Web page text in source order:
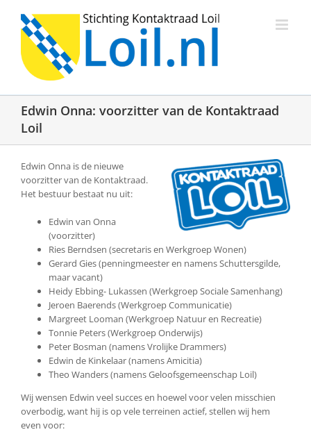
inhoud
Edwin Onna: voorzitter van de Kontaktraad
Loil
Edwin Onna is de nieuwe
voorzitter van de Kontaktraad.
Het bestuur bestaat nu uit:
Edwin van Onna
(voorzitter)
Ries Berndsen (secretaris en Werkgroep Wonen)
Gerard Gies (penningmeester en namens Schuttersgilde,
maar vacant)
Heidy Ebbing- Lukassen (Werkgroep Sociale Samenhang)
Jeroen Baerends (Werkgroep Communicatie)
Margreet Looman (Werkgroep Natuur en Recreatie)
Tonnie Peters (Werkgroep Onderwijs)
Peter Bosman (namens Vrolijke Drammers)
Edwin de Kinkelaar (namens Amicitia)
Theo Wanders (namens Geloofsgemeenschap Loil)
Wij wensen Edwin veel succes en hoewel voor velen misschien
overbodig, want hij is op vele terreinen actief, stellen wij hem
even voor: